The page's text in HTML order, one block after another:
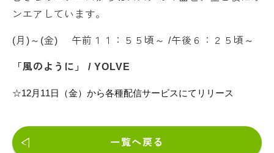
ンエアしています。
(月)～(金) 午前１１：５５頃～ /午後６：２５頃～
「風のように」 / YOLVE
☆12月11日（金）から各種配信サービスにてリリース
一覧へ戻る